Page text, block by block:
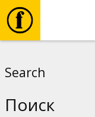
Search
Поиск